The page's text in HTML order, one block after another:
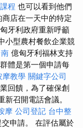
程 也可以看到他們
店在一天中的特定
牙利政府重新呼籲
小型農村餐飲企業競
億匈牙利福林支持
體是第一個申請每
摩教學 關鍵字公司
回饋，為了確保創
召開電話會議。
摩 公司登記 台中整
交申請。 在評估屬於